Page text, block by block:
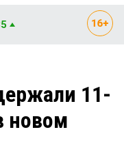
11-
новом